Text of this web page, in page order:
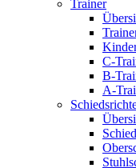
Trainer
C-
B-
A-